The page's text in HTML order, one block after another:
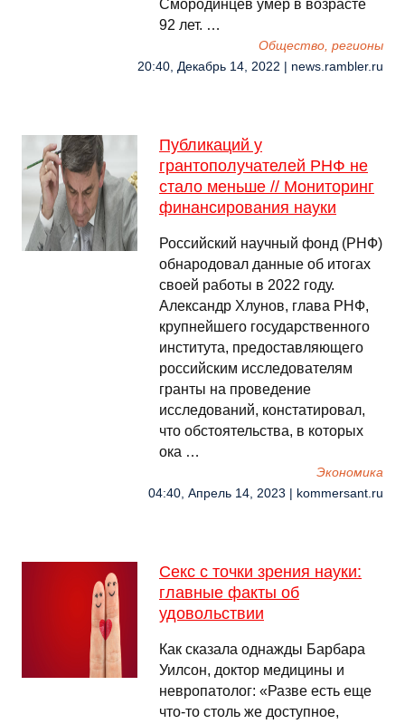
Смородинцев умер в возрасте
92 лет. …
Общество, регионы
20:40, Декабрь 14, 2022 | news.rambler.ru
Публикаций у
грантополучателей РНФ не
стало меньше // Мониторинг
финансирования науки
Российский научный фонд (РНФ)
обнародовал данные об итогах
своей работы в 2022 году.
Александр Хлунов, глава РНФ,
крупнейшего государственного
института, предоставляющего
российским исследователям
гранты на проведение
исследований, констатировал,
что обстоятельства, в которых
ока …
Экономика
04:40, Апрель 14, 2023 | kommersant.ru
Секс с точки зрения науки:
главные факты об
удовольствии
Как сказала однажды Барбара
Уилсон, доктор медицины и
невропатолог: «Разве есть еще
что-то столь же доступное,